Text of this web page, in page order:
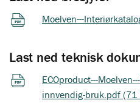
Moelven---
Last ned teknisk
ECOproduct---
innvendig-bruk.pdf (71